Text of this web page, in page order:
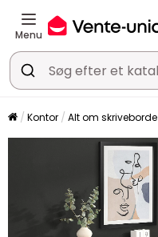
Menu
Kontor Alt om skriveborde